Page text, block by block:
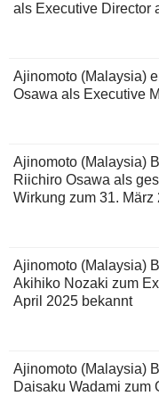
als Executive Director
Ajinomoto (Malaysia)
Osawa als Executive
Ajinomoto (Malaysia)
Riichiro Osawa als
Wirkung zum 31. März
Ajinomoto (Malaysia)
Akihiko Nozaki zum
April 2025 bekannt
Ajinomoto (Malaysia)
Daisaku Wadami zum